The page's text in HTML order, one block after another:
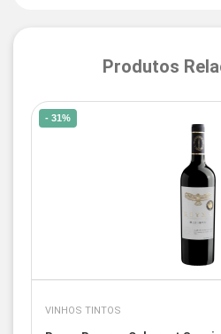
Produtos
- 31%
VINHOS TINTOS